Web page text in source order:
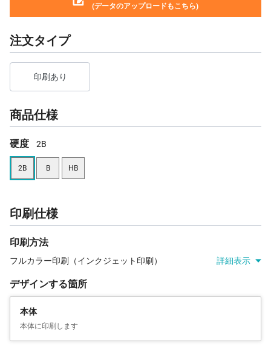
(データのアップロードもこちら)
注文タイプ
印刷あり
商品仕様
硬度 2B
2B B HB
印刷仕様
印刷方法
フルカラー印刷（インクジェット印刷） 詳細表示
デザインする箇所
本体
本体に印刷します